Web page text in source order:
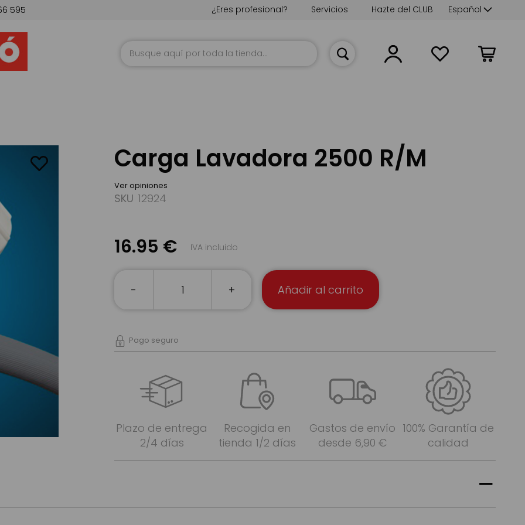
595 Lenguaje
Español
Hazte del CLUB
Servicios
¿Eres profesional?
Mi cesta
Carga Lavadora 2500 R/M
Ver opiniones
SKU 12924
16.95 € IVA incluido
- + Añadir al carrito
Pago seguro
Plazo de entrega
2/4 días
Recogida en
tienda 1/2 días
Gastos de envío
desde 6,90 €
100% Garantía de
calidad